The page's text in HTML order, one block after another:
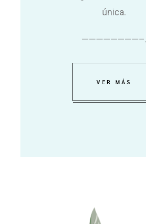
única.
————————–.
VER MÁS